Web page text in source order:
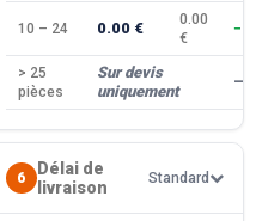
10 – 24 0.00 €
0.00
€
> 25
pièces
Sur devis
uniquement
—
6
Délai de
livraison
Standard